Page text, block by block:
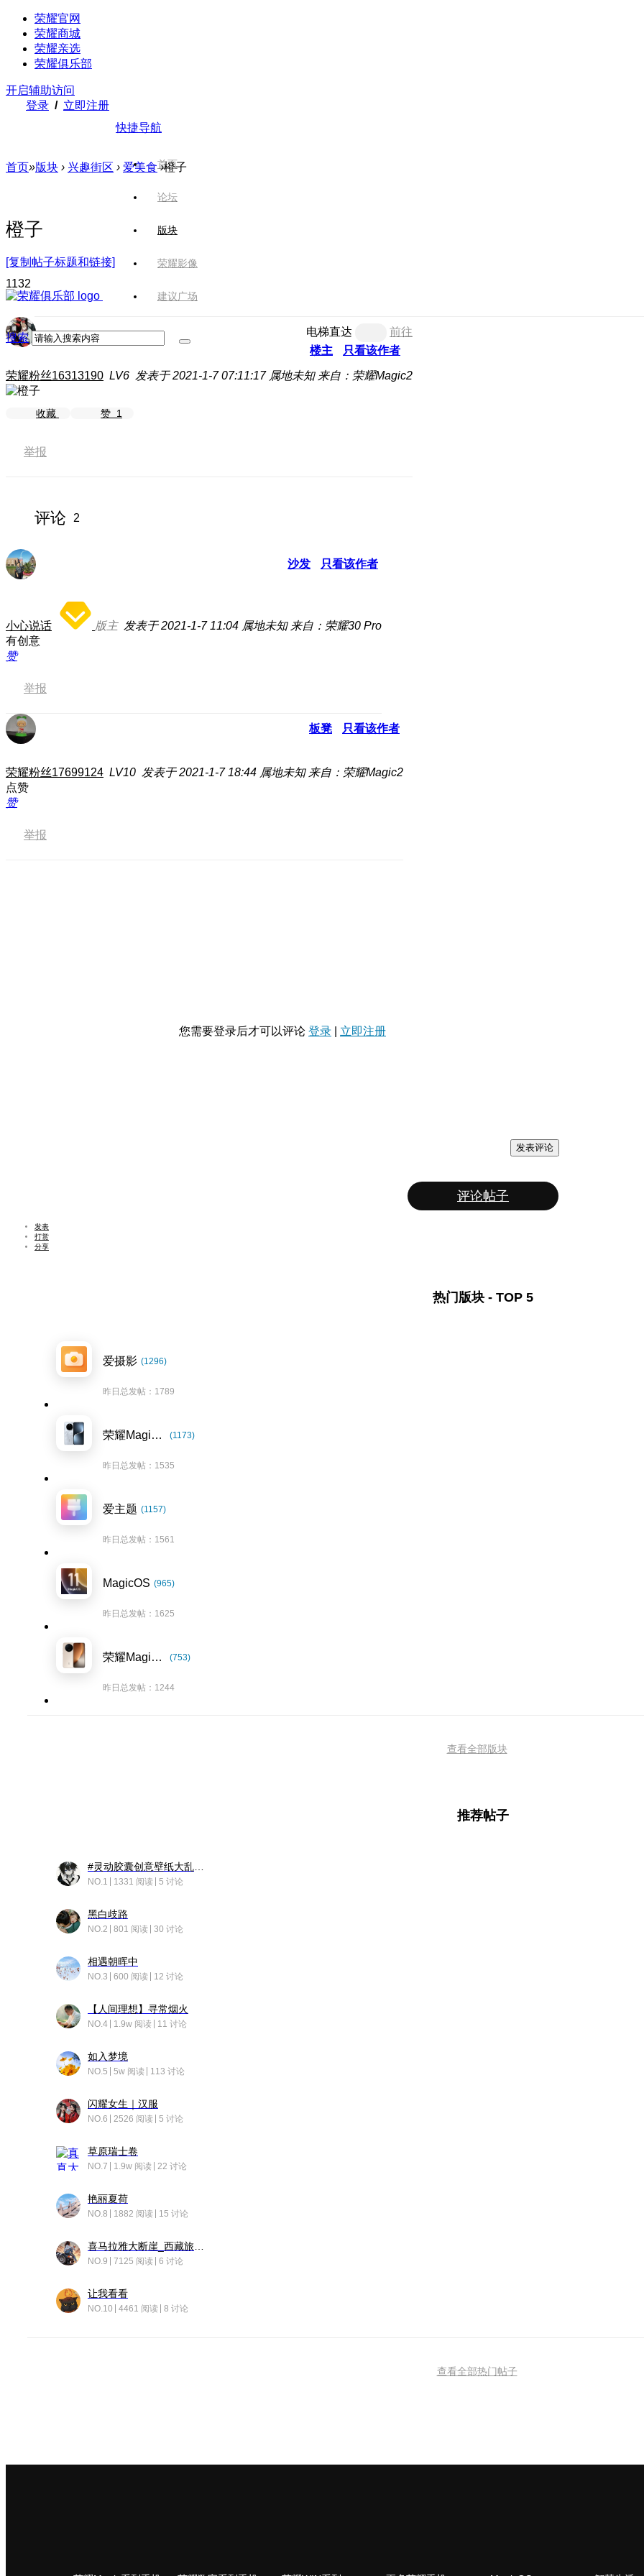
荣耀官网
荣耀商城
荣耀亲选
荣耀俱乐部
开启辅助访问
登录 / 立即注册
快捷导航
首页
论坛
版块
荣耀影像
建议广场
搜索
首页»版块 › 兴趣街区 › 爱美食 ›橙子
橙子
[复制帖子标题和链接]
1132
电梯直达
前往
楼主
只看该作者
荣耀粉丝16313190 LV6 发表于 2021-1-7 07:11:17 属地未知 来自：荣耀Magic2
收藏 赞 1
举报
评论 2
沙发 只看该作者
小心说话 版主 发表于 2021-1-7 11:04 属地未知 来自：荣耀30 Pro
有创意
赞
举报
板凳 只看该作者
荣耀粉丝17699124 LV10 发表于 2021-1-7 18:44 属地未知 来自：荣耀Magic2
点赞
赞
举报
您需要登录后才可以评论 登录 立即注册
发表评论
评论帖子
发表
打赏
分享
热门版块 - TOP 5
爱摄影 (1296)
昨日总发帖：1789
荣耀Magic7系列 (1173)
昨日总发帖：1535
爱主题 (1157)
昨日总发帖：1561
MagicOS (965)
昨日总发帖：1625
荣耀Magic8系列 (753)
昨日总发帖：1244
查看全部版块
推荐帖子
NO.1 1331 阅读 5 讨论
黑白歧路
NO.2 801 阅读 30 讨论
相遇朝晖中
NO.3 600 阅读 12 讨论
【人间理想】寻常烟火
NO.4 1.9w 阅读 11 讨论
如入梦境
NO.5 5w 阅读 113 讨论
闪耀女生｜汉服
NO.6 2526 阅读 5 讨论
草原瑞士卷
NO.7 1.9w 阅读 22 讨论
艳丽夏荷
NO.8 1882 阅读 15 讨论
NO.9 7125 阅读 6 讨论
让我看看
NO.10 4461 阅读 8 讨论
查看全部热门帖子